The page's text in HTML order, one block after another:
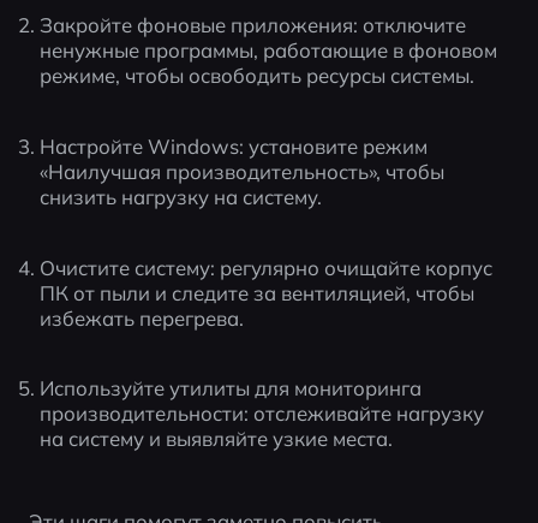
Закройте фоновые приложения: отключите
ненужные программы, работающие в фоновом
режиме, чтобы освободить ресурсы системы.
Настройте Windows: установите режим
«Наилучшая производительность», чтобы
снизить нагрузку на систему.
Очистите систему: регулярно очищайте корпус
ПК от пыли и следите за вентиляцией, чтобы
избежать перегрева.
Используйте утилиты для мониторинга
производительности: отслеживайте нагрузку
на систему и выявляйте узкие места.